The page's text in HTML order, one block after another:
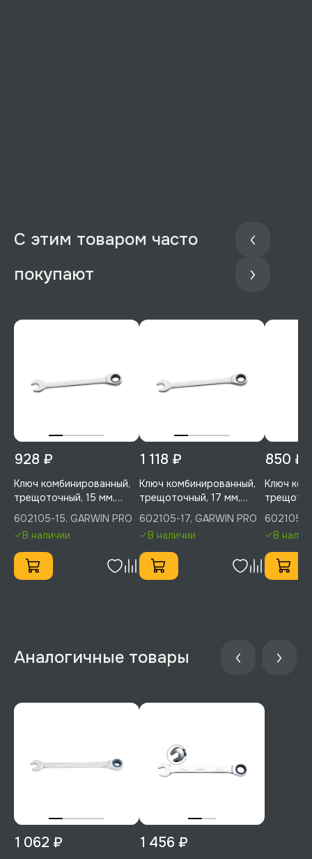
С этим товаром часто
покупают
928 ₽
Ключ комбинированный,
трещоточный, 15 мм,
GARWIN PRO, 602105-15
602105-15, GARWIN PRO
В наличии
1 118 ₽
Ключ комбинированный,
трещоточный, 17 мм,
GARWIN PRO, 602105-17
602105-17, GARWIN PRO
В наличии
850 ₽
Ключ
GARWIN
602105-
В
1 062 ₽ 1 456 ₽